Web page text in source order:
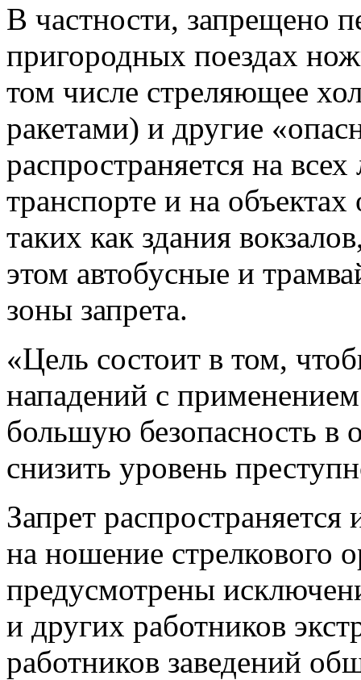
В частности, запрещено
пригородных поездах
том числе стреляющее
ракетами) и другие
распространяется на
транспорте и на
таких как здания
этом автобусные и
зоны запрета.
«Цель состоит в том,
нападений с
большую безопасность в
снизить уровень
Запрет
на ношение стрелкового
предусмотрены
и других работников
работников заведений